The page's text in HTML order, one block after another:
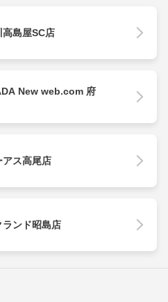
島屋SC店
New web.com 府
アス高尾店
ランド昭島店